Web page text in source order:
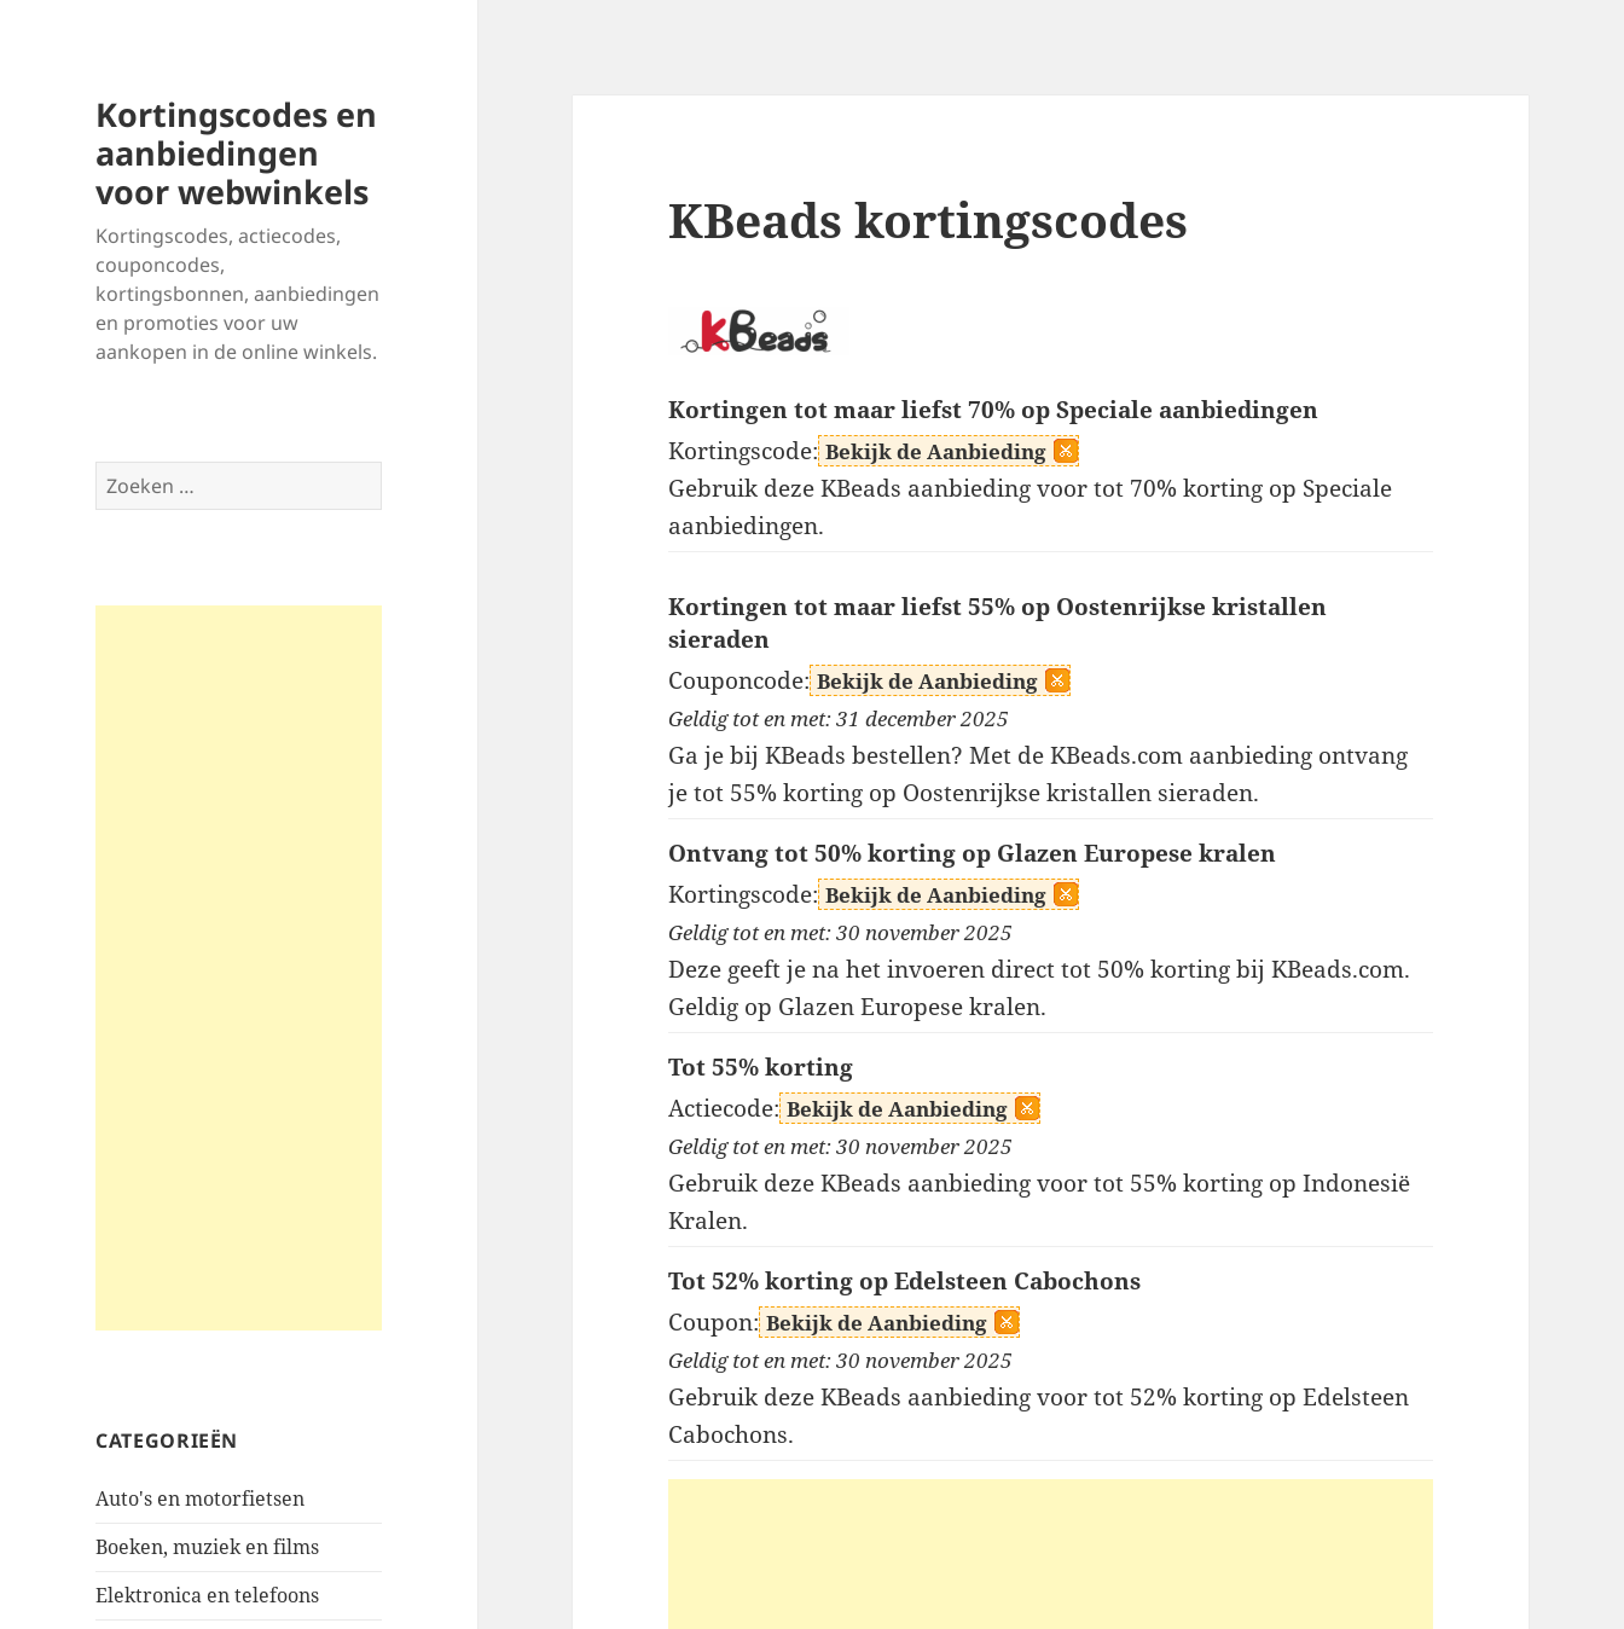
Kortingscodes en
aanbiedingen
voor webwinkels
Kortingscodes, actiecodes,
couponcodes,
kortingsbonnen, aanbiedingen
en promoties voor uw
aankopen in de online winkels.
Zoeken
naar:
CATEGORIEËN
Auto's en motorfietsen
Boeken, muziek en films
Elektronica en telefoons
KBeads kortingscodes
Kortingen tot maar liefst 70% op Speciale aanbiedingen
Kortingscode: Bekijk de Aanbieding
Gebruik deze KBeads aanbieding voor tot 70% korting op Speciale
aanbiedingen.
Kortingen tot maar liefst 55% op Oostenrijkse kristallen
sieraden
Couponcode: Bekijk de Aanbieding
Geldig tot en met: 31 december 2025
Ga je bij KBeads bestellen? Met de KBeads.com aanbieding ontvang
je tot 55% korting op Oostenrijkse kristallen sieraden.
Ontvang tot 50% korting op Glazen Europese kralen
Kortingscode: Bekijk de Aanbieding
Geldig tot en met: 30 november 2025
Deze geeft je na het invoeren direct tot 50% korting bij KBeads.com.
Geldig op Glazen Europese kralen.
Tot 55% korting
Actiecode: Bekijk de Aanbieding
Geldig tot en met: 30 november 2025
Gebruik deze KBeads aanbieding voor tot 55% korting op Indonesië
Kralen.
Tot 52% korting op Edelsteen Cabochons
Coupon: Bekijk de Aanbieding
Geldig tot en met: 30 november 2025
Gebruik deze KBeads aanbieding voor tot 52% korting op Edelsteen
Cabochons.